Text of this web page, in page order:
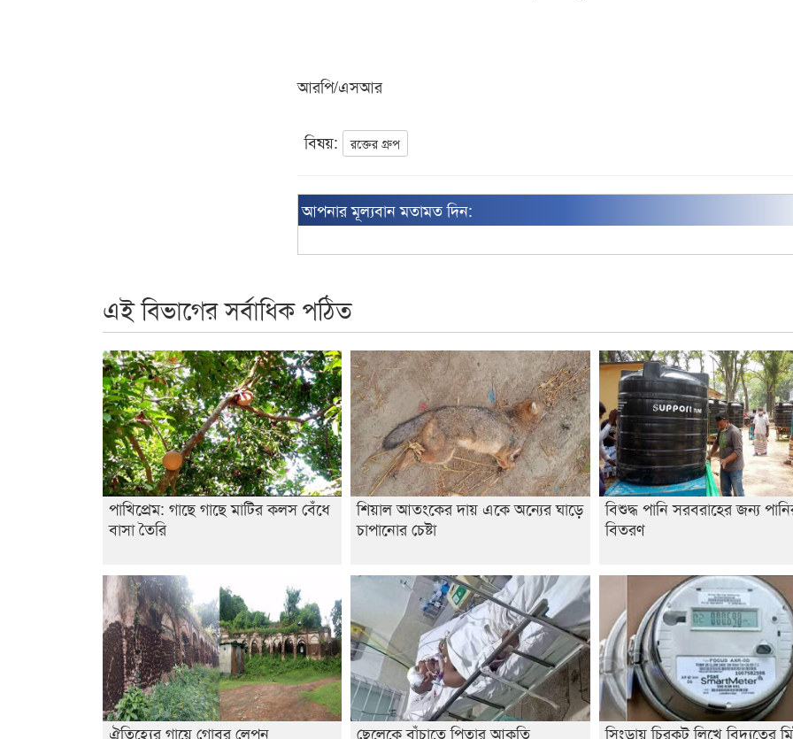
আরপি/এসআর
বিষয়: রক্তের গ্রুপ
আপনার মূল্যবান মতামত দিন:
এই বিভাগের সর্বাধিক পঠিত
পাখিপ্রেম: গাছে গাছে মাটির কলস বেঁধে
বাসা তৈরি
শিয়াল আতংকের দায় একে অন্যের ঘাড়ে
চাপানোর চেষ্টা
বিশুদ্ধ পানি সরবরাহের জন্য
বিতরণ
ঐতিহ্যের গায়ে গোবর লেপন ছেলেকে বাঁচাতে পিতার আকুতি সিংড়ায় চিরকুট লিখে বিদ্যুতের